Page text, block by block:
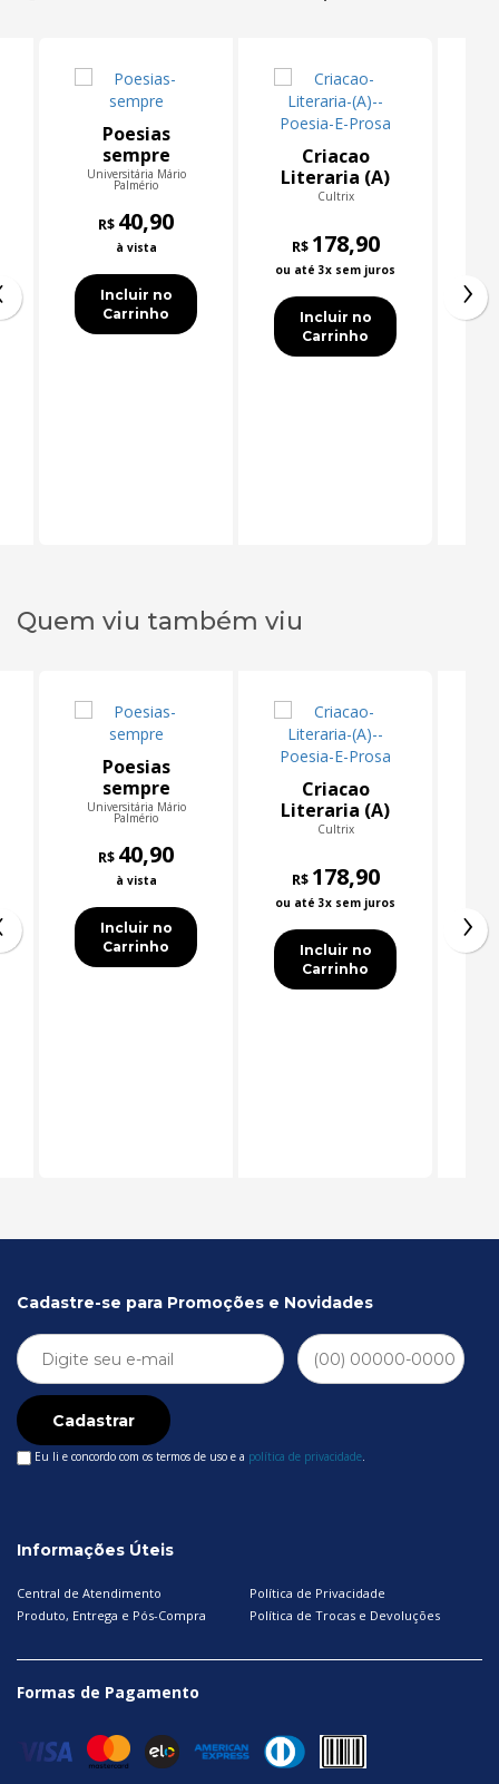
Poesias
sempre
Universitária Mário
Palmério
R$ 40,90
à vista
Incluir no
Carrinho
Criacao
Literaria (A)
Poesia E
Cultrix
R$ 178,90
ou até 3x sem juros
Incluir no
Carrinho
›
Quem viu também viu
Poesias
sempre
Universitária Mário
Palmério
R$ 40,90
à vista
Incluir no
Carrinho
Criacao
Literaria (A)
Poesia E
Cultrix
R$ 178,90
ou até 3x sem juros
Incluir no
Carrinho
›
Informações Úteis
Central de Atendimento
Política de Privacidade
Produto, Entrega e Pós-Compra
Política de Trocas e Devoluções
Cadastre-se para Promoções e Novidades
Cadastrar
Eu li e concordo com os termos de uso e a política de privacidade.
Formas de Pagamento